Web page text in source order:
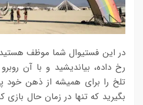
در این فستیوال شما موظف
رخ داده، بیاندیشید و با آن
تلخ را برای همیشه از ذهن خود
بگیرید که تنها در زمان حال بازی